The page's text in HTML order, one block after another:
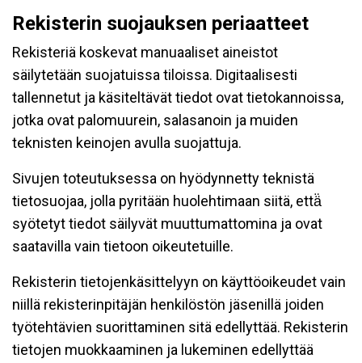
Rekisterin suojauksen periaatteet
Rekisteriä koskevat manuaaliset aineistot
säilytetään suojatuissa tiloissa. Digitaalisesti
tallennetut ja käsiteltävät tiedot ovat tietokannoissa,
jotka ovat palomuurein, salasanoin ja muiden
teknisten keinojen avulla suojattuja.
Sivujen toteutuksessa on hyödynnetty teknistä
tietosuojaa, jolla pyritään huolehtimaan siitä, että̈
syötetyt tiedot säilyvät muuttumattomina ja ovat
saatavilla vain tietoon oikeutetuille.
Rekisterin tietojenkäsittelyyn on käyttöoikeudet vain
niillä rekisterinpitäjän henkilöstön jäsenillä joiden
työtehtävien suorittaminen sitä edellyttää. Rekisterin
tietojen muokkaaminen ja lukeminen edellyttää